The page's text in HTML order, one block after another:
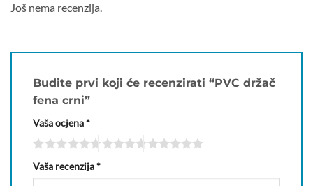
Još nema recenzija.
Budite prvi koji će recenzirati “PVC držač
fena crni”
Vaša ocjena*
Vaša recenzija*